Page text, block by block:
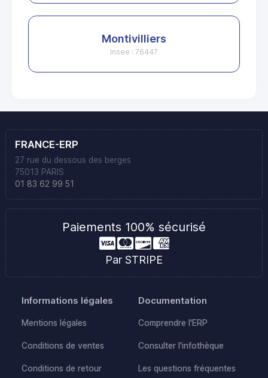
Montivilliers
Insee : 76447
FRANCE-ERP
27 rue du dessous des berges
75013 PARIS
01 83 62 99 51
Paiements 100% sécurisé
Par STRIPE
Informations légales
Mentions légales
Conditions de ventes
Conditions de retour
Documentation
Comprendre l'ERP
Consulter l'infothèque
Les questions fréquentes